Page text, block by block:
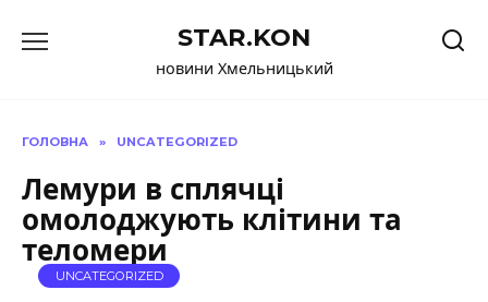
до
STAR.KON
новини Хмельницький
ГОЛОВНА » UNCATEGORIZED
Лемури в сплячці
омолоджують клітини та
теломери
UNCATEGORIZED